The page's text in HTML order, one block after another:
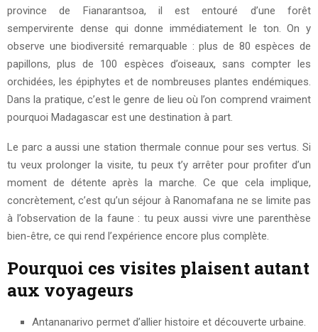
province de Fianarantsoa, il est entouré d’une forêt
sempervirente dense qui donne immédiatement le ton. On y
observe une biodiversité remarquable : plus de 80 espèces de
papillons, plus de 100 espèces d’oiseaux, sans compter les
orchidées, les épiphytes et de nombreuses plantes endémiques.
Dans la pratique, c’est le genre de lieu où l’on comprend vraiment
pourquoi Madagascar est une destination à part.
Le parc a aussi une station thermale connue pour ses vertus. Si
tu veux prolonger la visite, tu peux t’y arrêter pour profiter d’un
moment de détente après la marche. Ce que cela implique,
concrètement, c’est qu’un séjour à Ranomafana ne se limite pas
à l’observation de la faune : tu peux aussi vivre une parenthèse
bien-être, ce qui rend l’expérience encore plus complète.
Pourquoi ces visites plaisent autant
aux voyageurs
Antananarivo permet d’allier histoire et découverte urbaine.